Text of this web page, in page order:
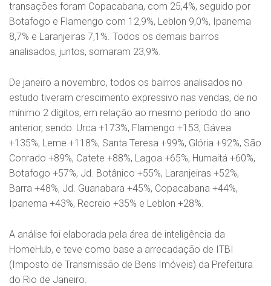
transações foram Copacabana, com 25,4%, seguido por
Botafogo e Flamengo com 12,9%, Leblon 9,0%, Ipanema
8,7% e Laranjeiras 7,1%. Todos os demais bairros
analisados, juntos, somaram 23,9%.
De janeiro a novembro, todos os bairros analisados no
estudo tiveram crescimento expressivo nas vendas, de no
mínimo 2 dígitos, em relação ao mesmo período do ano
anterior, sendo: Urca +173%, Flamengo +153, Gávea
+135%, Leme +118%, Santa Teresa +99%, Glória +92%, São
Conrado +89%, Catete +88%, Lagoa +65%, Humaitá +60%,
Botafogo +57%, Jd. Botânico +55%, Laranjeiras +52%,
Barra +48%, Jd. Guanabara +45%, Copacabana +44%,
Ipanema +43%, Recreio +35% e Leblon +28%.
A análise foi elaborada pela área de inteligência da
HomeHub, e teve como base a arrecadação de ITBI
(Imposto de Transmissão de Bens Imóveis) da Prefeitura
do Rio de Janeiro.